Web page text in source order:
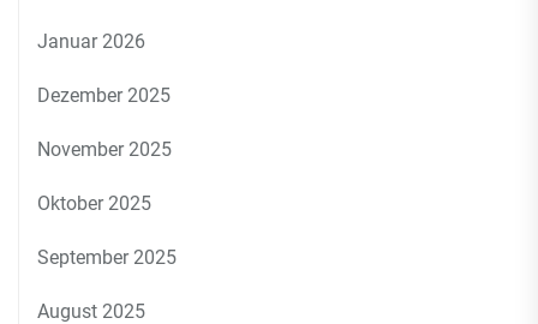
Januar 2026
Dezember 2025
November 2025
Oktober 2025
September 2025
August 2025